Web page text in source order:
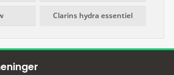
Clarins hydra essentiel